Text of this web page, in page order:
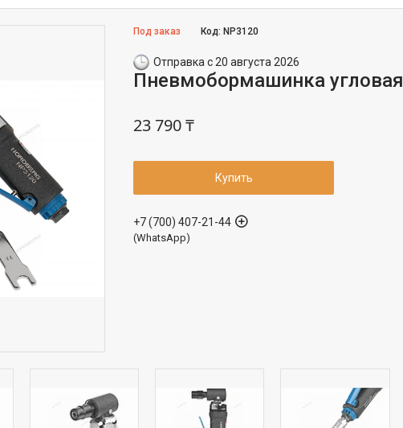
Под заказ Код: NP3120
Отправка с 20 августа 2026
Пневмобормашинка угловая
23 790 ₸
Купить
+7 (700) 407-21-44
(WhatsApp)